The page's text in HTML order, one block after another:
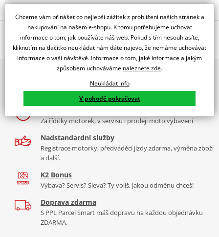
Popis a parametry
Jsme autorizovaný
dealer značky NGK
zapalovací svíčka Standard
NGK niklové zapalovací svíčkyjsou vybaveny speciálně
navrženou středovou elektrodou s V-drážkou, která zlepšuje
zapalitelnost směsi a snižuje zhášení plamene. Jádro z 98% čisté
mědi zajišťuje lepší odvod tepla pro spolehlivější starty a nižší
Závity válcované za studena zabraňují poškození závitu a
vzniku křížového závitu v hlavě válců
Třívrstvá povrchová úprava eliminuje nutnost použití pasty
proti zadření
NGK katalog 2017
Spec sheet – specifikační list NICKEL SPARK PLUGS
2x multibrand showroom
9 značek motocyklů, servis, oblečení, doplňky i náhradní
díly, to vše v Praze a Liberci
Za řídítky motorek, v servisu i prodeji moto vybavení
Nadstandardní služby
Registrace motorky, předváděcí jízdy zdarma, výměna zboží
a další.
K2 Bonus
Výbava? Servis? Sleva? Ty volíš, jakou odměnu chceš!
Doprava zdarma
S PPL Parcel Smart máš dopravu na každou objednávku
ZDARMA.
Chceme vám přinášet co nejlepší zážitek z prohlížení našich stránek a
nakupování na našem e-shopu. K tomu potřebujeme uchovat
informace o tom, jak používáte náš web. Pokud s tím nesouhlasíte,
kliknutím na tlačítko neukládat nám dáte najevo, že nemáme uchovávat
informace o vaší návštěvě. Informace o tom, jaké informace a jakým
způsobem uchováváme naleznete zde.
Neukládat info
V pohodě pokračovat